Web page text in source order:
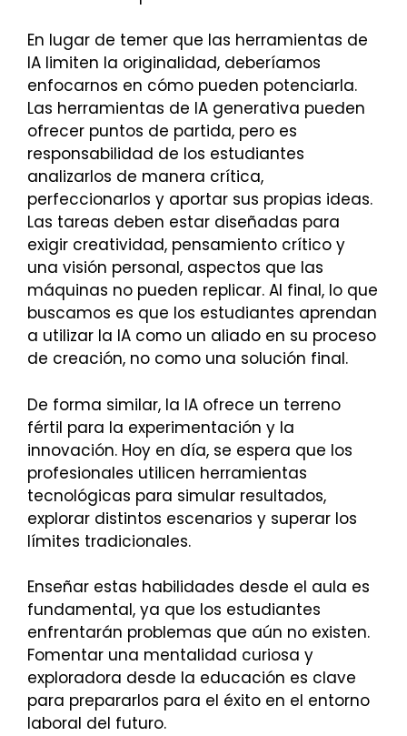
En lugar de temer que las herramientas de
IA limiten la originalidad, deberíamos
enfocarnos en cómo pueden potenciarla.
Las herramientas de IA generativa pueden
ofrecer puntos de partida, pero es
responsabilidad de los estudiantes
analizarlos de manera crítica,
perfeccionarlos y aportar sus propias ideas.
Las tareas deben estar diseñadas para
exigir creatividad, pensamiento crítico y
una visión personal, aspectos que las
máquinas no pueden replicar. Al final, lo que
buscamos es que los estudiantes aprendan
a utilizar la IA como un aliado en su proceso
de creación, no como una solución final.
De forma similar, la IA ofrece un terreno
fértil para la experimentación y la
innovación. Hoy en día, se espera que los
profesionales utilicen herramientas
tecnológicas para simular resultados,
explorar distintos escenarios y superar los
límites tradicionales.
Enseñar estas habilidades desde el aula es
fundamental, ya que los estudiantes
enfrentarán problemas que aún no existen.
Fomentar una mentalidad curiosa y
exploradora desde la educación es clave
para prepararlos para el éxito en el entorno
laboral del futuro.